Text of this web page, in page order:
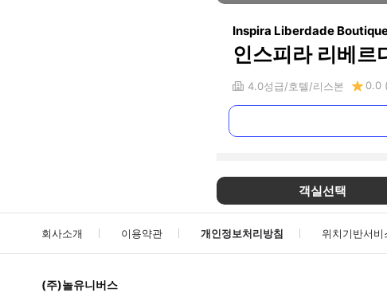
Inspira Liberdade
인스피라 리베르
4.0성급 호텔 리스본 0.0
객실선택
회사소개 이용약관 개인정보처리방침 위치기반서
(주)놀유니버스